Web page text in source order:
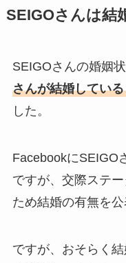
SEIGOさんは結
SEIGOさんの婚姻
さんが結婚してい
した。
FacebookにSEIGO
ですが、交際ステ
ため結婚の有無を公
ですが、おそらく